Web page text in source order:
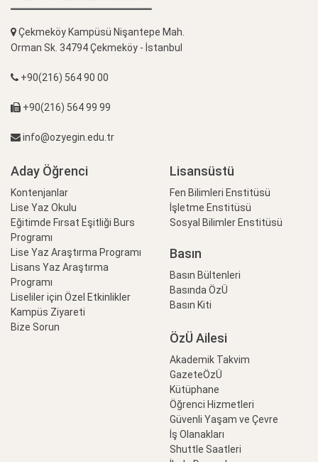
Çekmeköy Kampüsü Nişantepe Mah.
Orman Sk. 34794 Çekmeköy - İstanbul
+90(216) 564 90 00
+90(216) 564 99 99
info@ozyegin.edu.tr
Aday Öğrenci
Kontenjanlar
Lise Yaz Okulu
Eğitimde Fırsat Eşitliği Burs
Programı
Lise Yaz Araştırma Programı
Lisans Yaz Araştırma
Programı
Liseliler için Özel Etkinlikler
Kampüs Ziyareti
Bize Sorun
Lisansüstü
Fen Bilimleri Enstitüsü
İşletme Enstitüsü
Sosyal Bilimler Enstitüsü
Basın
Basın Bültenleri
Basında ÖzÜ
Basın Kiti
ÖzÜ Ailesi
Akademik Takvim
GazeteÖzÜ
Kütüphane
Öğrenci Hizmetleri
Güvenli Yaşam ve Çevre
İş Olanakları
Shuttle Saatleri